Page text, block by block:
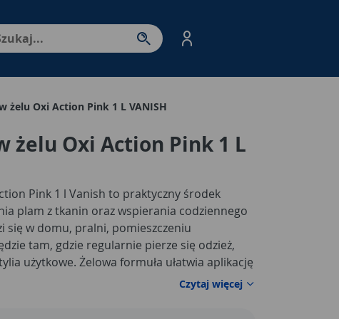
Enter - przejdź do strony produktów. Spacja – otwórz/
żelu Oxi Action Pink 1 L VANISH
żelu Oxi Action Pink 1 L
Pink 1 l Vanish to praktyczny środek
plam z tkanin oraz wspierania codziennego
się w domu, pralni, pomieszczeniu
tam, gdzie regularnie pierze się odzież,
użytkowe. Żelowa formuła ułatwia aplikację
miejsce, a także pozwala stosować
Czytaj więcej